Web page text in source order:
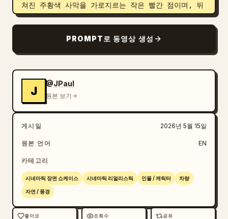
쳐진 주황색 사막을 가로지르는 작은 빨간 점이며, 뒤
로 먼지 궤적이 이어지고, 다른 특징은 보이지 않음,
느린 돌리 아웃. [1-2.5초]: 익스트림 롱 샷, 정적인
와이드 샷, 고정된 삼각대, 차량은 광활한 사막을 가
언덕이 지평선을 형성, 아지랑이가 피어오름, 환경이
전체를 압도함, 따뜻한 호박색 역광, 차량이 긴 먼지
구름을 일으킴. [2.5-4초]: 로우 앵글 웜즈 아이 샷,
지면 높이에 고정된 카메라, Dacia Sandrider가 카메
라 바로 위를 질주하며 지나감, 차체 하부와 회전하는
타이어가 프레임을 가득 채움, 바위와 모래가 렌즈로
분리함, 차량 뒤로 낮게 깔린 태양으로 인해 충격 순
간 실루엣이 역광으로 표현됨. [4-6초]: 측면 트래킹
샷, 짐벌을 이용한 부드러운 움직임, 카메라가 차량
지함, 차량은 프레임 중앙을 유지, 아래로 사막 바닥
PROMPT로 동영상 생성
J
@JPaul
원본 보기
게시일 2026년 5월 15일
원본 언어 EN
카테고리
시네마틱 장면 쇼케이스 시네마틱 리얼리스틱 인물 / 캐릭터 차량
자연 / 풍경
좋아요 조회수 공유